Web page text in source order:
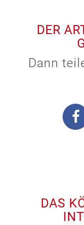
DER
Dann
DAS